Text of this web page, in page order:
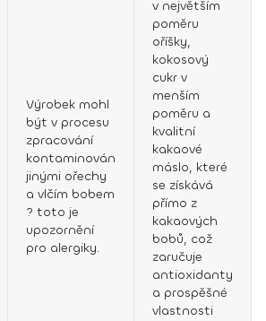
Výrobek mohl
být v procesu
zpracování
kontaminován
jinými ořechy
a vlčím bobem
? toto je
upozornění
pro alergiky.
v největším
poměru
oříšky,
kokosový
cukr v
menším
poměru a
kvalitní
kakaové
máslo, které
se získává
přímo z
kakaových
bobů, což
zaručuje
antioxidanty
a prospěšné
vlastnosti